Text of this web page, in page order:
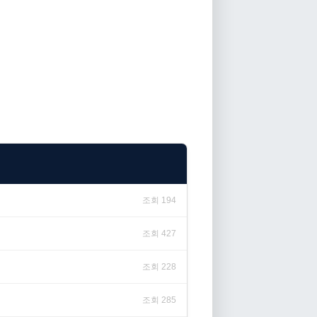
조회 194
조회 427
조회 228
조회 285